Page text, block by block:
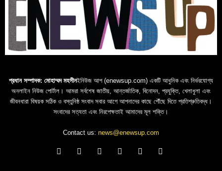
প্রধান সম্পাদক: মোহাম্মদ মহসীনইনিউজ আপ (enewsup.com) একটি আধুনিক এবং নির্ভরযোগ্য
অনলাইন নিউজ পোর্টাল। আমরা সর্বশেষ জাতীয়, আন্তর্জাতিক, বিনোদন, প্রযুক্তি, খেলাধুলা এবং
জীবনধারা বিষয়ক সঠিক ও বস্তুনিষ্ঠ সংবাদ সবার আগে আপনাদের কাছে পৌঁছে দিতে প্রতিশ্রুতিবদ্ধ।
সংবাদের সত্যতা এবং নিরপেক্ষতাই আমাদের মূল শক্তি।
Contact us: news@enewsup.com